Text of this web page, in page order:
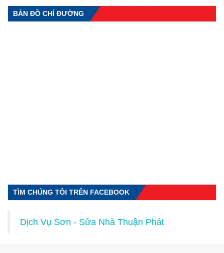
BẢN ĐỒ CHỈ ĐƯỜNG
TÌM CHÚNG TÔI TRÊN FACEBOOK
Dịch Vụ Sơn - Sửa Nhà Thuận Phát